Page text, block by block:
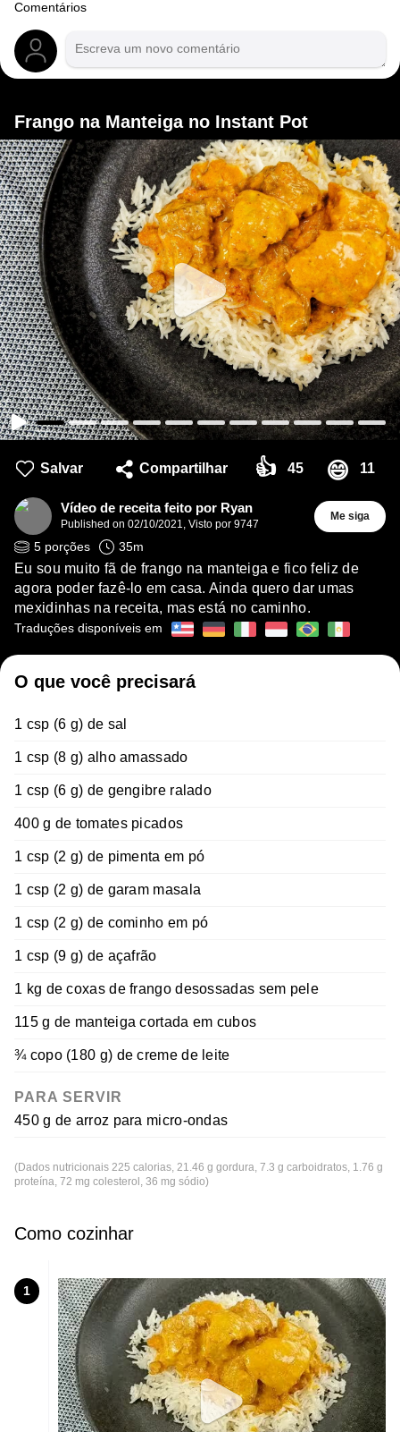
Comentários
Frango na Manteiga no Instant Pot
Salvar Compartilhar 👍 45 😄 11
Vídeo de receita feito por Ryan
Published on 02/10/2021, Visto por 9747
Me siga
5 porções 35m
Eu sou muito fã de frango na manteiga e fico feliz de
agora poder fazê-lo em casa. Ainda quero dar umas
mexidinhas na receita, mas está no caminho.
Traduções disponíveis em
O que você precisará
1 csp (6 g) de sal
1 csp (8 g) alho amassado
1 csp (6 g) de gengibre ralado
400 g de tomates picados
1 csp (2 g) de pimenta em pó
1 csp (2 g) de garam masala
1 csp (2 g) de cominho em pó
1 csp (9 g) de açafrão
1 kg de coxas de frango desossadas sem pele
115 g de manteiga cortada em cubos
¾ copo (180 g) de creme de leite
PARA SERVIR
450 g de arroz para micro-ondas
(Dados nutricionais 225 calorias, 21.46 g gordura, 7.3 g carboidratos, 1.76 g
proteína, 72 mg colesterol, 36 mg sódio)
Como cozinhar
1